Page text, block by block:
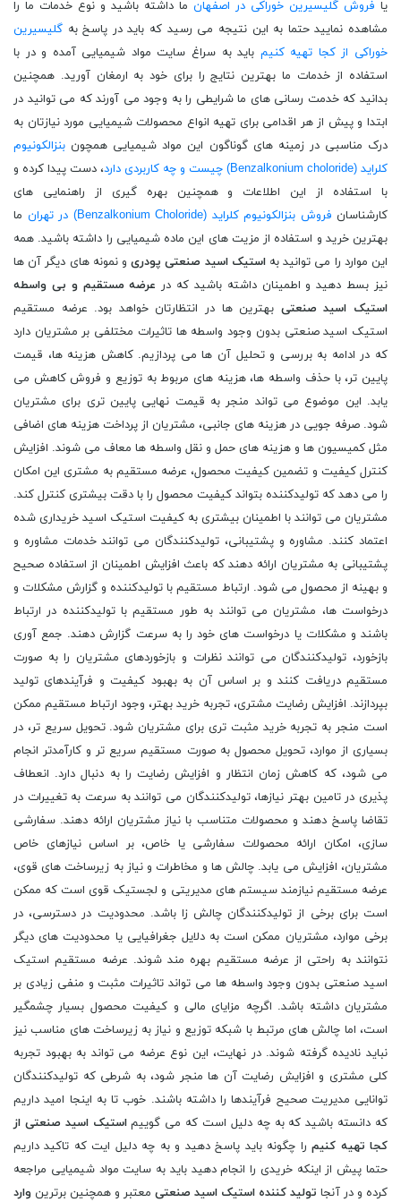
یا فروش گلیسیرین خوراکی در اصفهان ما داشته باشید و نوع خدمات ما را
مشاهده نمایید حتما به این نتیجه می رسید که باید در پاسخ به گلیسیرین
خوراکی از کجا تهیه کنیم باید به سراغ سایت مواد شیمیایی آمده و در با
استفاده از خدمات ما بهترین نتایج را برای خود به ارمغان آورید. همچنین
بدانید که خدمت رسانی های ما شرایطی را به وجود می آورند که می توانید در
ابتدا و پیش از هر اقدامی برای تهیه انواع محصولات شیمیایی مورد نیازتان به
درک مناسبی در زمینه های گوناگون این مواد شیمیایی همچون بنزالکونیوم
کلراید (Benzalkonium choloride) چیست و چه کاربردی دارد
، دست پیدا کرده و
با استفاده از این اطلاعات و همچنین بهره گیری از راهنمایی های
کارشناسان فروش بنزالکونیوم کلراید (Benzalkonium Choloride) در تهران
ما
بهترین خرید و استفاده از مزیت های این ماده شیمیایی را داشته باشید. همه
این موارد را می توانید بهاستیک اسید صنعتی پودریو نمونه های دیگر آن ها
نیز بسط دهید و اطمینان داشته باشید که در عرضه مستقیم و بی واسطه
استیک اسید صنعتی بهترین ها در انتظارتان خواهد بود. عرضه مستقیم
استیک اسید صنعتی بدون وجود واسطه ها تاثیرات مختلفی بر مشتریان دارد
که در ادامه به بررسی و تحلیل آن ها می پردازیم. کاهش هزینه ها، قیمت
پایین تر، با حذف واسطه ها، هزینه های مربوط به توزیع و فروش کاهش می
یابد. این موضوع می تواند منجر به قیمت نهایی پایین تری برای مشتریان
شود. صرفه جویی در هزینه های جانبی، مشتریان از پرداخت هزینه های اضافی
مثل کمیسیون ها و هزینه های حمل و نقل واسطه ها معاف می شوند. افزایش
کنترل کیفیت و تضمین کیفیت محصول، عرضه مستقیم به مشتری این امکان
را می دهد که تولیدکننده بتواند کیفیت محصول را با دقت بیشتری کنترل کند.
مشتریان می توانند با اطمینان بیشتری به کیفیت استیک اسید خریداری شده
اعتماد کنند. مشاوره و پشتیبانی، تولیدکنندگان می توانند خدمات مشاوره و
پشتیبانی به مشتریان ارائه دهند که باعث افزایش اطمینان از استفاده صحیح
و بهینه از محصول می شود. ارتباط مستقیم با تولیدکننده و گزارش مشکلات و
درخواست ها، مشتریان می توانند به طور مستقیم با تولیدکننده در ارتباط
باشند و مشکلات یا درخواست های خود را به سرعت گزارش دهند. جمع آوری
بازخورد، تولیدکنندگان می توانند نظرات و بازخوردهای مشتریان را به صورت
مستقیم دریافت کنند و بر اساس آن به بهبود کیفیت و فرآیندهای تولید
بپردازند. افزایش رضایت مشتری، تجربه خرید بهتر، وجود ارتباط مستقیم ممکن
است منجر به تجربه خرید مثبت تری برای مشتریان شود. تحویل سریع تر، در
بسیاری از موارد، تحویل محصول به صورت مستقیم سریع تر و کارآمدتر انجام
می شود، که کاهش زمان انتظار و افزایش رضایت را به دنبال دارد. انعطاف
پذیری در تامین بهتر نیازها، تولیدکنندگان می توانند به سرعت به تغییرات در
تقاضا پاسخ دهند و محصولات متناسب با نیاز مشتریان ارائه دهند. سفارشی
سازی، امکان ارائه محصولات سفارشی یا خاص، بر اساس نیازهای خاص
مشتریان، افزایش می یابد. چالش ها و مخاطرات و نیاز به زیرساخت های قوی،
عرضه مستقیم نیازمند سیستم های مدیریتی و لجستیک قوی است که ممکن
است برای برخی از تولیدکنندگان چالش زا باشد. محدودیت در دسترسی، در
برخی موارد، مشتریان ممکن است به دلایل جغرافیایی یا محدودیت های دیگر
نتوانند به راحتی از عرضه مستقیم بهره مند شوند. عرضه مستقیم استیک
اسید صنعتی بدون وجود واسطه ها می تواند تاثیرات مثبت و منفی زیادی بر
مشتریان داشته باشد. اگرچه مزایای مالی و کیفیت محصول بسیار چشمگیر
است، اما چالش های مرتبط با شبکه توزیع و نیاز به زیرساخت های مناسب نیز
نباید نادیده گرفته شوند. در نهایت، این نوع عرضه می تواند به بهبود تجربه
کلی مشتری و افزایش رضایت آن ها منجر شود، به شرطی که تولیدکنندگان
توانایی مدیریت صحیح فرآیندها را داشته باشند. خوب تا به اینجا امید داریم
که دانسته باشید که به چه دلیل است که می گوییماستیک اسید صنعتی از
کجا تهیه کنیمرا چگونه باید پاسخ دهید و به چه دلیل ایت که تاکید داریم
حتما پیش از اینکه خریدی را انجام دهید باید به سایت مواد شیمیایی مراجعه
کرده و در آنجا تولید کننده استیک اسید صنعتی معتبر و همچنین برترین وارد